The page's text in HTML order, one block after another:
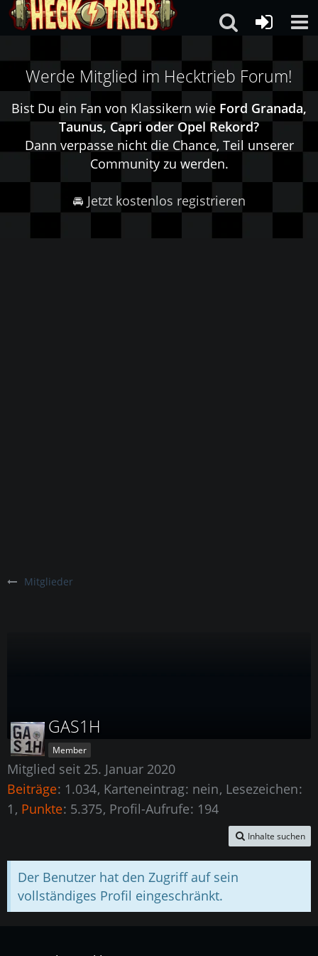
Werde Mitglied im Hecktrieb Forum!
Bist Du ein Fan von Klassikern wie Ford Granada,
Taunus, Capri oder Opel Rekord?
Dann verpasse nicht die Chance, Teil unserer
Community zu werden.
🚘 Jetzt kostenlos registrieren
Mitglieder
GAS1H
Member
Mitglied seit 25. Januar 2020
Beiträge 1.034 Karteneintrag nein Lesezeichen
1 Punkte 5.375 Profil-Aufrufe 194
Inhalte suchen
Der Benutzer hat den Zugriff auf sein
vollständiges Profil eingeschränkt.